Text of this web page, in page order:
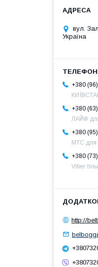
вул.
Україна
+380
+380
ЛАЙФ
+380
МТС для
+380
Viber
http://